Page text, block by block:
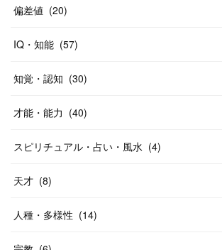
偏差値 (20)
IQ・知能 (57)
知覚・認知 (30)
才能・能力 (40)
スピリチュアル・占い・風水 (4)
天才 (8)
人種・多様性 (14)